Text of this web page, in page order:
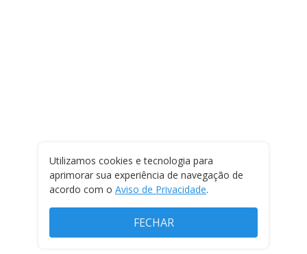
Utilizamos cookies e tecnologia para
aprimorar sua experiência de navegação de
acordo com o Aviso de Privacidade.
FECHAR